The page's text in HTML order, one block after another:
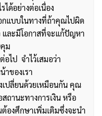
ด้อย่างต่อเนื่อง
แบบในทางที่ถ้าคุณไปผิด
และมีโอกาสที่จะแก้ปัญหา
ม
ไป จำไว้เสมอว่า
าของเรา
ปลี่ยนด้วยเหมือนกัน คุณ
ถานะทางการเงิน หรือ
องศึกษาเพิ่มเติมซึ่งจะนำ